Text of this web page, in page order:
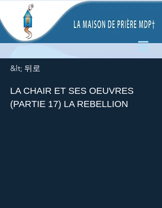
&lt; 뒤로
LA CHAIR ET SES OEUVRES
(PARTIE 17) LA REBELLION